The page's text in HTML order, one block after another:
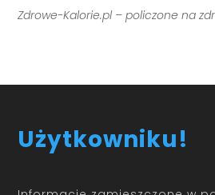
Zdrowe-Kalorie.pl – policzone na
Użytkowniku!